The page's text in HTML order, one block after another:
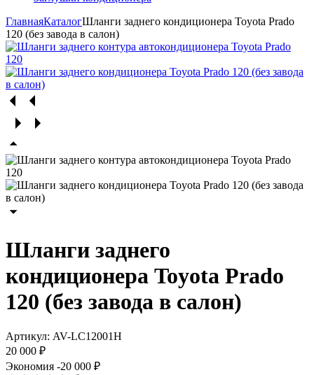
ГлавнаяКаталогШланги заднего кондиционера Toyota Prado
120 (без завода в салон)
Шланги заднего
кондиционера Toyota Prado
120 (без завода в салон)
Артикул: AV-LC12001H
20 000 ₽
Экономия -20 000 ₽